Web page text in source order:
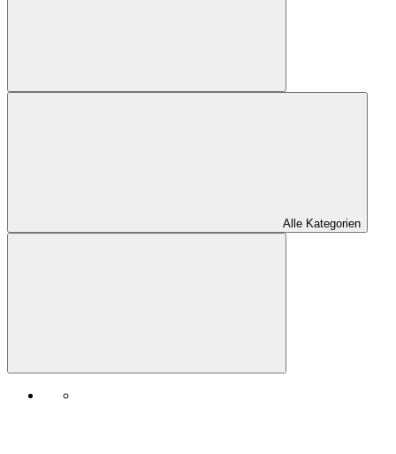
Alle Kategorien